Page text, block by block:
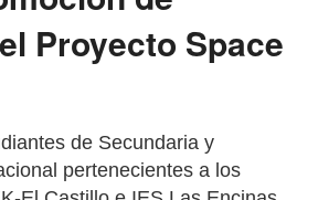
Proyecto Space
de Secundaria y
pertenecientes a los